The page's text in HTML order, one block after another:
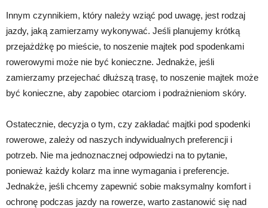
Innym czynnikiem, który należy wziąć pod uwagę, jest rodzaj
jazdy, jaką zamierzamy wykonywać. Jeśli planujemy krótką
przejażdżkę po mieście, to noszenie majtek pod spodenkami
rowerowymi może nie być konieczne. Jednakże, jeśli
zamierzamy przejechać dłuższą trasę, to noszenie majtek może
być konieczne, aby zapobiec otarciom i podrażnieniom skóry.
Ostatecznie, decyzja o tym, czy zakładać majtki pod spodenki
rowerowe, zależy od naszych indywidualnych preferencji i
potrzeb. Nie ma jednoznacznej odpowiedzi na to pytanie,
ponieważ każdy kolarz ma inne wymagania i preferencje.
Jednakże, jeśli chcemy zapewnić sobie maksymalny komfort i
ochronę podczas jazdy na rowerze, warto zastanowić się nad